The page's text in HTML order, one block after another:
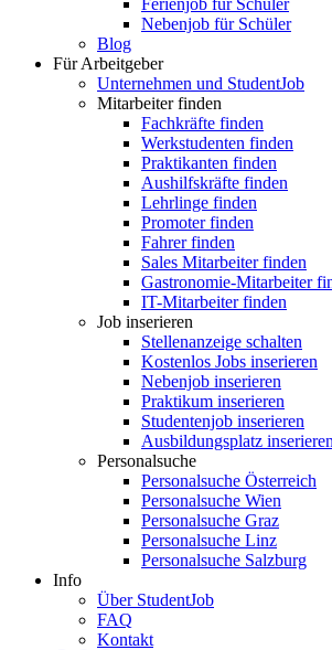
Ferienjob für Schüler
Nebenjob für Schüler
Blog
Für Arbeitgeber
Unternehmen und StudentJob
Mitarbeiter finden
Fachkräfte finden
Werkstudenten finden
Praktikanten finden
Aushilfskräfte finden
Lehrlinge finden
Promoter finden
Fahrer finden
Sales Mitarbeiter finden
Gastronomie-Mitarbeiter
IT-Mitarbeiter finden
Job inserieren
Stellenanzeige schalten
Kostenlos Jobs inserieren
Nebenjob inserieren
Praktikum inserieren
Studentenjob inserieren
Ausbildungsplatz inserieren
Personalsuche
Personalsuche Österreich
Personalsuche Wien
Personalsuche Graz
Personalsuche Linz
Personalsuche Salzburg
Info
Über StudentJob
FAQ
Kontakt